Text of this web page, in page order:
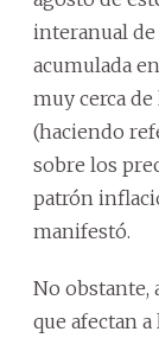
interanual
acumulada
muy cerca de
(haciendo
sobre los
patrón
manifestó.
No obstante,
que afectan